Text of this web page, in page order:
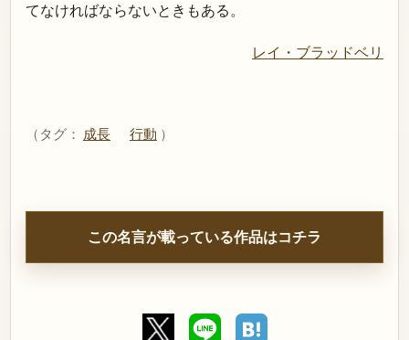
てなければならないときもある。
レイ・ブラッドベリ
（タグ： 成長 行動 ）
この名言が載っている作品はコチラ